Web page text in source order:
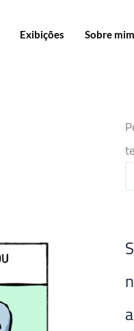
Exibições Sobre mim